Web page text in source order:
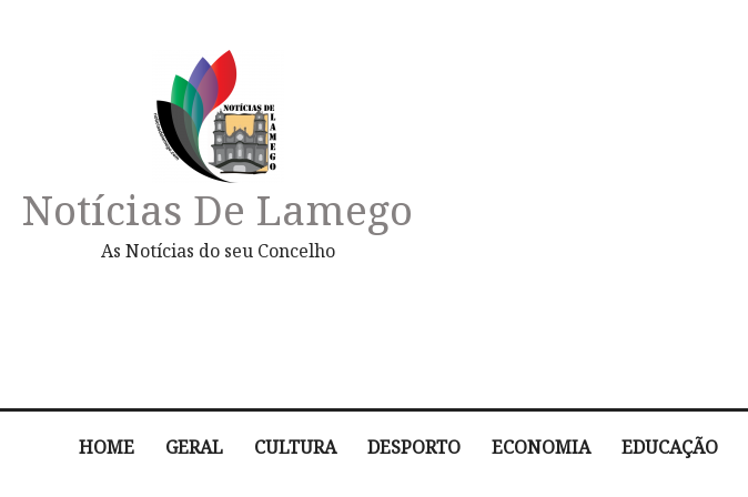
Notícias De Lamego
As Notícias do seu Concelho
HOME GERAL CULTURA DESPORTO ECONOMIA EDUCAÇÃO